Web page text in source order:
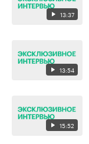
13:37
13:54
15:52